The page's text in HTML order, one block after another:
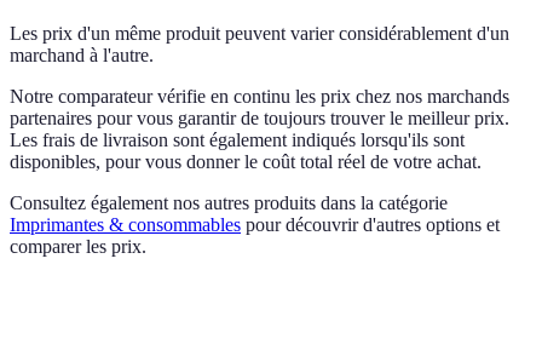
Les prix d'un même produit peuvent varier considérablement d'un
marchand à l'autre.
Notre comparateur vérifie en continu les prix chez nos marchands
partenaires pour vous garantir de toujours trouver le meilleur prix.
Les frais de livraison sont également indiqués lorsqu'ils sont
disponibles, pour vous donner le coût total réel de votre achat.
Consultez également nos autres produits dans la catégorie
Imprimantes & consommables pour découvrir d'autres options et
comparer les prix.